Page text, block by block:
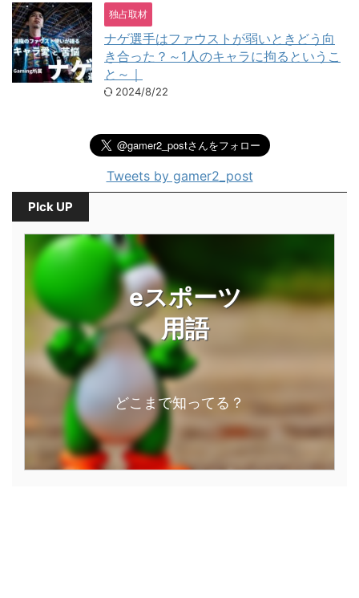
独占取材
ナゲ選手はファウストが弱いときどう向
き合った？～1人のキャラに拘るというこ
と～｜
2024/8/22
Tweets by gamer2_post
PIck UP
eスポーツ
用語
どこまで知ってる？